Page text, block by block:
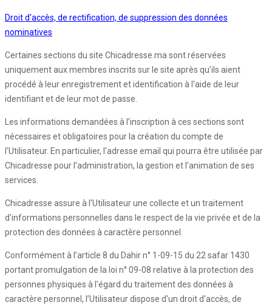
Droit d'accès, de rectification, de suppression des données
nominatives
Certaines sections du site Chicadresse.ma sont réservées
uniquement aux membres inscrits sur le site après qu’ils aient
procédé à leur enregistrement et identification à l'aide de leur
identifiant et de leur mot de passe.
Les informations demandées à l’inscription à ces sections sont
nécessaires et obligatoires pour la création du compte de
l'Utilisateur. En particulier, l'adresse email qui pourra être utilisée par
Chicadresse pour l'administration, la gestion et l'animation de ses
services.
Chicadresse assure à l'Utilisateur une collecte et un traitement
d'informations personnelles dans le respect de la vie privée et de la
protection des données à caractère personnel.
Conformément à l’article 8 du Dahir n° 1-09-15 du 22 safar 1430
portant promulgation de la loi n° 09-08 relative à la protection des
personnes physiques à l'égard du traitement des données à
caractère personnel, l’Utilisateur dispose d'un droit d'accès, de